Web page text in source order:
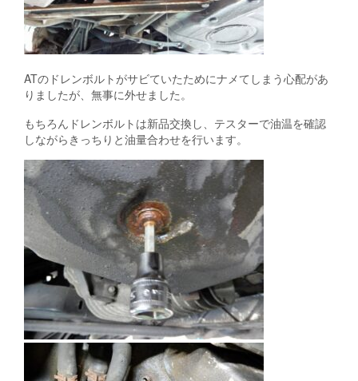
ATのドレンボルトがサビていたためにナメてしまう心配があ
りましたが、無事に外せました。
もちろんドレンボルトは新品交換し、テスターで油温を確認
しながらきっちりと油量合わせを行います。